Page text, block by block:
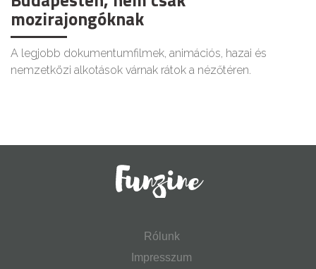
mozirajongóknak
A legjobb dokumentumfilmek, animációs, hazai és
nemzetközi alkotások várnak rátok a nézőtéren.
Rólunk
Impresszum